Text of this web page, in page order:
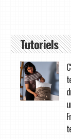
Tutoriels